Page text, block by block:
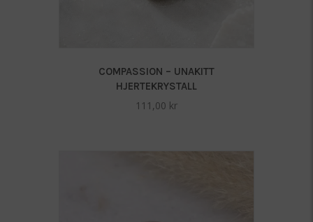
COMPASSION – UNAKITT
HJERTEKRYSTALL
111,00 kr